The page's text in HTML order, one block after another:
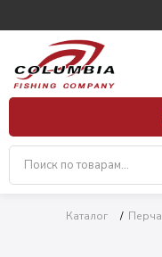
Каталог /